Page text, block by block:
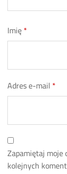
Imię*
Adres e-mail *
Zapamiętaj moje
kolejnych